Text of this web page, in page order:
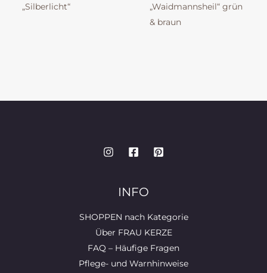
„Silberlicht“
„Waidmannsheil“ grün
& braun
INFO
SHOPPEN nach Kategorie
Über FRAU KERZE
FAQ – Häufige Fragen
Pflege- und Warnhinweise